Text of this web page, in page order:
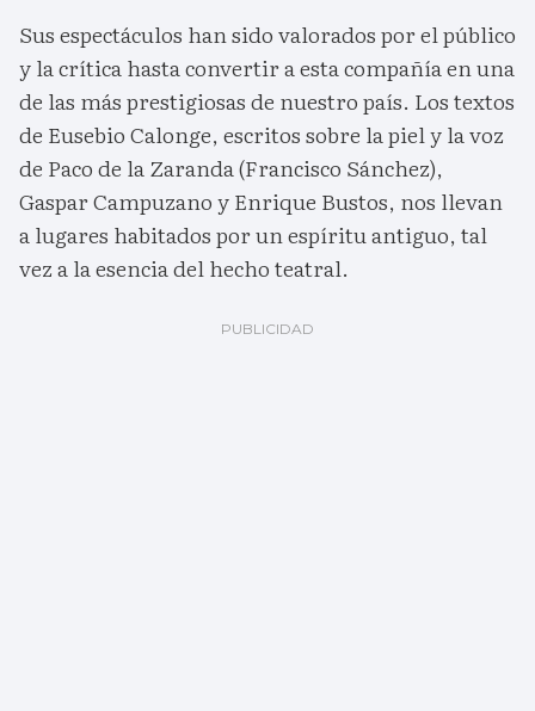
Sus espectáculos han sido valorados por el público
y la crítica hasta convertir a esta compañía en una
de las más prestigiosas de nuestro país. Los textos
de Eusebio Calonge, escritos sobre la piel y la voz
de Paco de la Zaranda (Francisco Sánchez),
Gaspar Campuzano y Enrique Bustos, nos llevan
a lugares habitados por un espíritu antiguo, tal
vez a la esencia del hecho teatral.